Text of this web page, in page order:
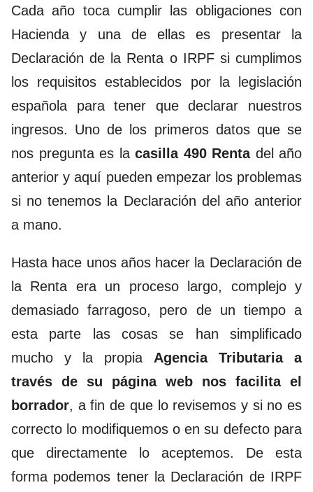
Cada año toca cumplir las obligaciones con
Hacienda y una de ellas es presentar la
Declaración de la Renta o IRPF si cumplimos
los requisitos establecidos por la legislación
española para tener que declarar nuestros
ingresos. Uno de los primeros datos que se
nos pregunta es la casilla 490 Rentadel año
anterior y aquí pueden empezar los problemas
si no tenemos la Declaración del año anterior
a mano.
Hasta hace unos años hacer la Declaración de
la Renta era un proceso largo, complejo y
demasiado farragoso, pero de un tiempo a
esta parte las cosas se han simplificado
mucho y la propia Agencia Tributaria a
través de su página web nos facilita el
borrador, a fin de que lo revisemos y si no es
correcto lo modifiquemos o en su defecto para
que directamente lo aceptemos. De esta
forma podemos tener la Declaración de IRPF